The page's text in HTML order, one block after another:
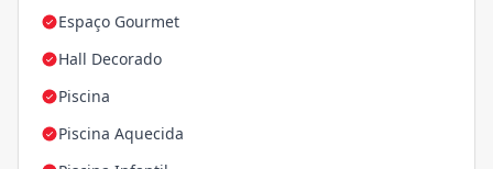
Espaço Gourmet
Hall Decorado
Piscina
Piscina Aquecida